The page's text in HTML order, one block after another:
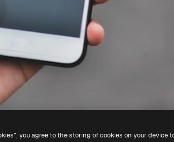
you agree to the storing of cookies on your device